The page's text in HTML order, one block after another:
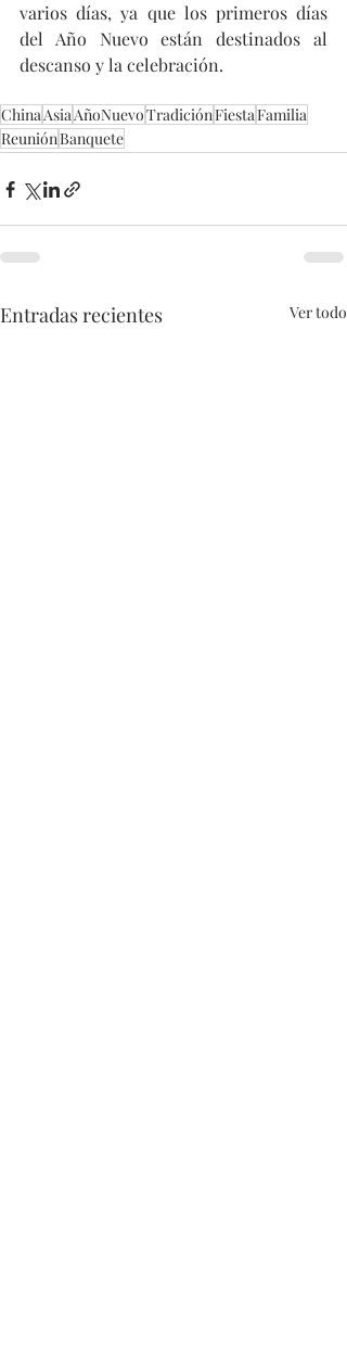
varios días, ya que los primeros días
del Año Nuevo están destinados al
descanso y la celebración.
ChinaAsiaAñoNuevoTradiciónFiestaFamilia
ReuniónBanquete
Entradas recientes Ver todo